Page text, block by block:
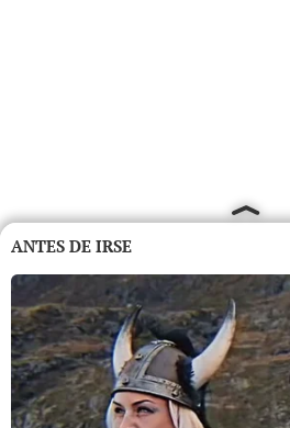
ANTES DE IRSE